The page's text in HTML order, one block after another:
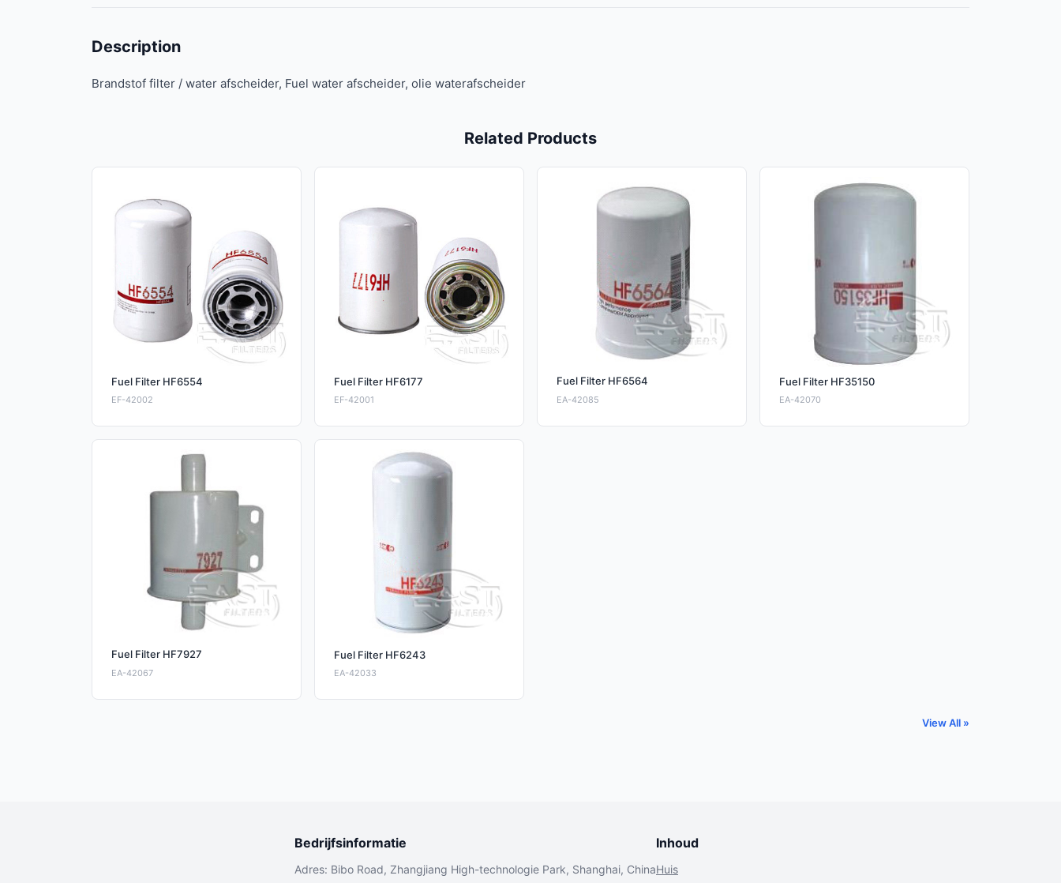
Description
Brandstof filter / water afscheider, Fuel water afscheider, olie waterafscheider
Related Products
Fuel Filter HF6554
EF-42002
Fuel Filter HF6177
EF-42001
Fuel Filter HF6564
EA-42085
Fuel Filter HF35150
EA-42070
Fuel Filter HF7927
EA-42067
Fuel Filter HF6243
EA-42033
View All »
Bedrijfsinformatie
Adres: Bibo Road, Zhangjiang High-technologie Park, Shanghai, China
Inhoud
Huis